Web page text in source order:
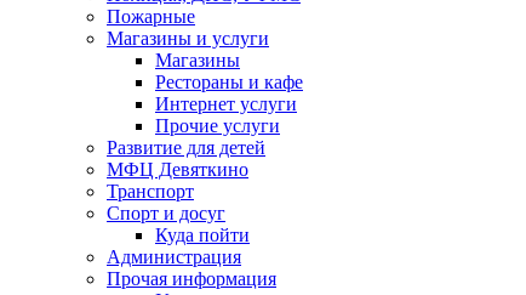
Пожарные
Магазины и услуги
Магазины
Рестораны и кафе
Интернет услуги
Прочие услуги
Развитие для детей
МФЦ Девяткино
Транспорт
Спорт и досуг
Куда пойти
Администрация
Прочая информация